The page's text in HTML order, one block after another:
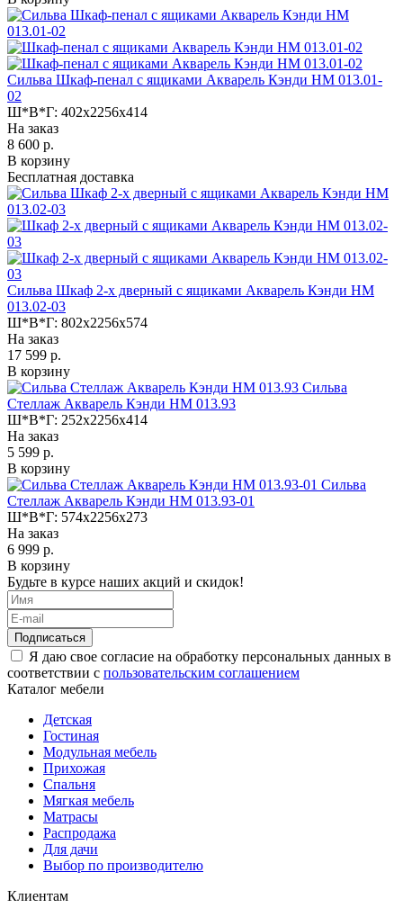
Сильва Шкаф-пенал с ящиками Акварель Кэнди НМ 013.01-
02
Ш*В*Г: 402x2256x414
На заказ
8 600 р.
В корзину
Бесплатная доставка
Сильва Шкаф 2-х дверный с ящиками Акварель Кэнди НМ
013.02-03
Ш*В*Г: 802x2256x574
На заказ
17 599 р.
В корзину
Сильва
Стеллаж Акварель Кэнди НМ 013.93
Ш*В*Г: 252x2256x414
На заказ
5 599 р.
В корзину
Сильва
Стеллаж Акварель Кэнди НМ 013.93-01
Ш*В*Г: 574x2256x273
На заказ
6 999 р.
В корзину
Будьте в курсе наших акций и скидок!
Подписаться
Я даю свое согласие на обработку персональных данных в
соответствии с пользовательским соглашением
Каталог мебели
Детская
Гостиная
Модульная мебель
Прихожая
Спальня
Мягкая мебель
Матрасы
Распродажа
Для дачи
Выбор по производителю
Клиентам